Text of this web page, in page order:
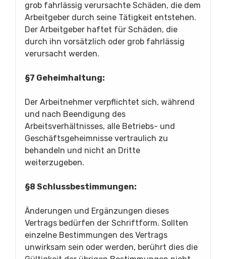
grob fahrlässig verursachte Schäden, die dem
Arbeitgeber durch seine Tätigkeit entstehen.
Der Arbeitgeber haftet für Schäden, die
durch ihn vorsätzlich oder grob fahrlässig
verursacht werden.
§7 Geheimhaltung:
Der Arbeitnehmer verpflichtet sich, während
und nach Beendigung des
Arbeitsverhältnisses, alle Betriebs- und
Geschäftsgeheimnisse vertraulich zu
behandeln und nicht an Dritte
weiterzugeben.
§8 Schlussbestimmungen:
Änderungen und Ergänzungen dieses
Vertrags bedürfen der Schriftform. Sollten
einzelne Bestimmungen des Vertrags
unwirksam sein oder werden, berührt dies die